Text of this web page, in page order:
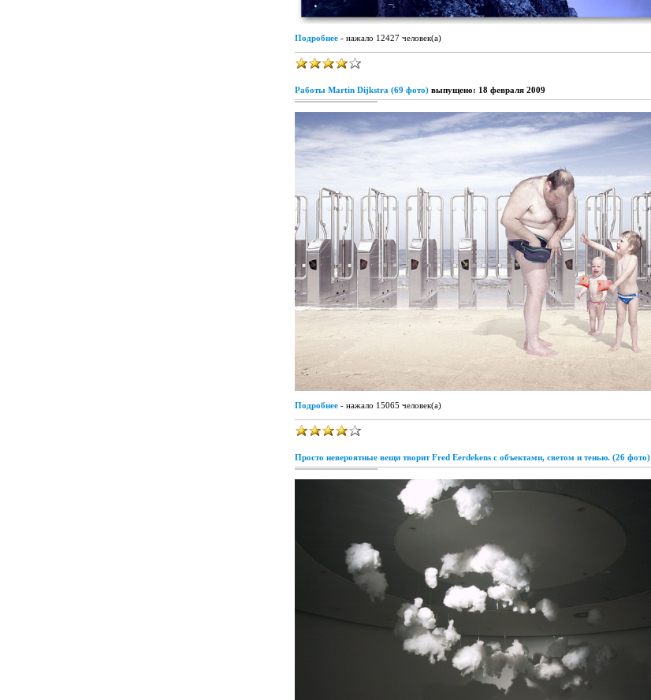
Подробнее - нажало 12427 человек(а)
Работы Martin Dijkstra (69 фото) выпущено: 18 февраля 2009
Подробнее - нажало 15065 человек(а)
Просто невероятные вещи творит Fred Eerdekens с объектами, светом и тенью. (26 фото)